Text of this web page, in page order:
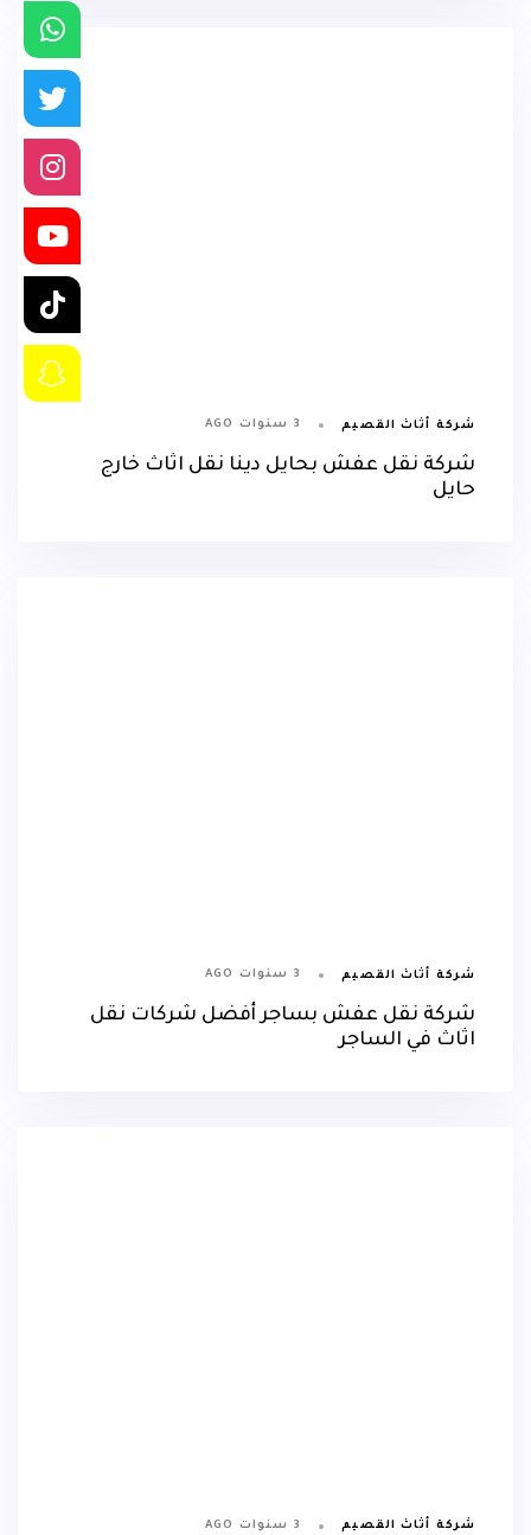
شركة أثاث القصيم 3 سنوات AGO
شركة نقل عفش بحايل دينا نقل اثاث خارج
حايل
شركة أثاث القصيم 3 سنوات AGO
شركة نقل عفش بساجر أفضل شركات نقل
اثاث في الساجر
شركة أثاث القصيم 3 سنوات AGO